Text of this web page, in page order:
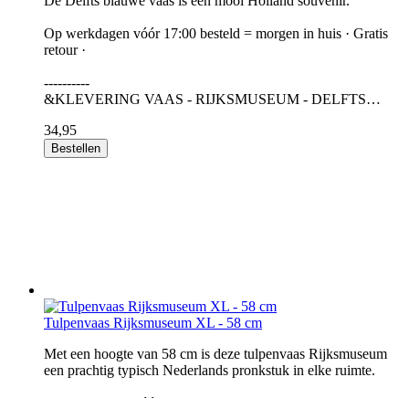
Op werkdagen vóór 17:00 besteld = morgen in huis · Gratis
retour ·
----------
&KLEVERING VAAS - RIJKSMUSEUM - DELFTS…
34,95
Bestellen
Tulpenvaas Rijksmuseum XL - 58 cm
Met een hoogte van 58 cm is deze tulpenvaas Rijksmuseum
een prachtig typisch Nederlands pronkstuk in elke ruimte.